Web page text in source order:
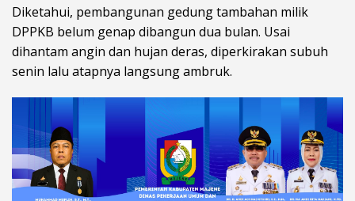
Diketahui, pembangunan gedung tambahan milik
DPPKB belum genap dibangun dua bulan. Usai
dihantam angin dan hujan deras, diperkirakan subuh
senin lalu atapnya langsung ambruk.